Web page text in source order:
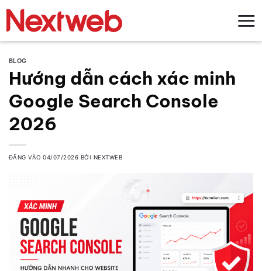
qua
nội
dung
BLOG
Hướng dẫn cách xác minh
Google Search Console
2026
ĐĂNG VÀO04/07/2026 BỞI NEXTWEB